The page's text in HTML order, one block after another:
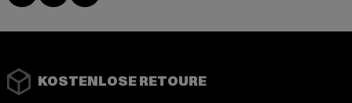
KOSTENLOSE RETOURE